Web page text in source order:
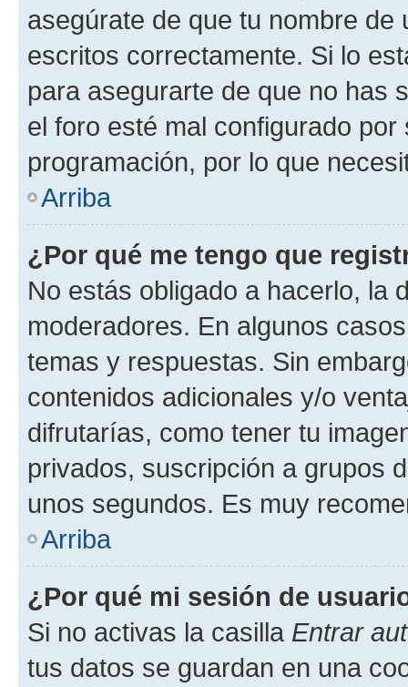
asegúrate de que tu nombre
escritos correctamente. Si lo
para asegurarte de que no has
el foro esté mal configurado
programación, por lo que
Arriba
¿Por qué me tengo que
No estás obligado a hacerlo, la
moderadores. En algunos
temas y respuestas. Sin
contenidos adicionales y/o
difrutarías, como tener tu
privados, suscripción a grupos
unos segundos. Es muy
Arriba
¿Por qué mi sesión de
Si no activas la casilla Entrar
tus datos se guardan en una